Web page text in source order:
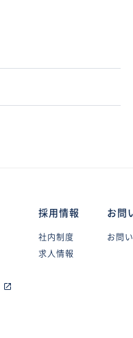
採用情報
社内制度
求人情報
お問
お問